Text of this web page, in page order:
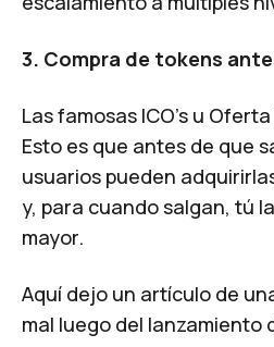
3. Compra de tokens
Las famosas ICO's u
Esto es que antes de que
usuarios pueden
y, para cuando salgan, tú
mayor.
Aquí dejo un artículo de
mal luego del lanzamiento